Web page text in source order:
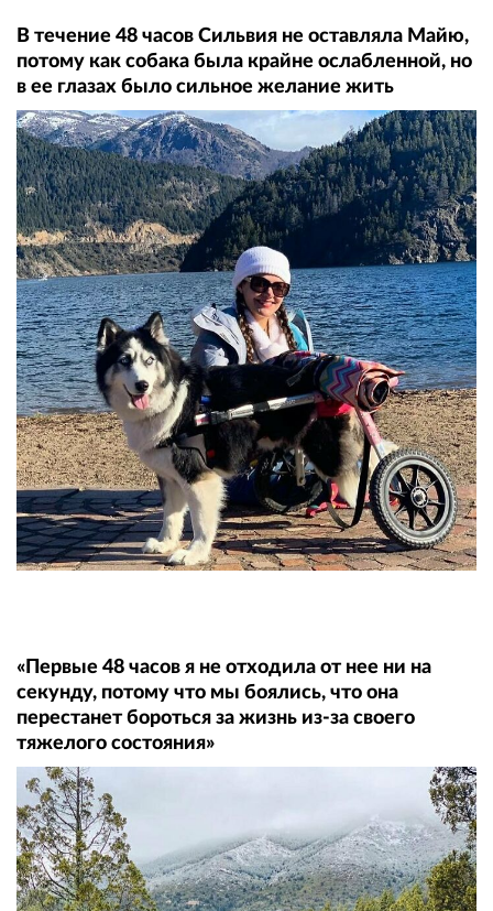
В течение 48 часов Сильвия не оставляла Майю,
потому как собака была крайне ослабленной, но
в ее глазах было сильное желание жить
«Первые 48 часов я не отходила от нее ни на
секунду, потому что мы боялись, что она
перестанет бороться за жизнь из-за своего
тяжелого состояния»